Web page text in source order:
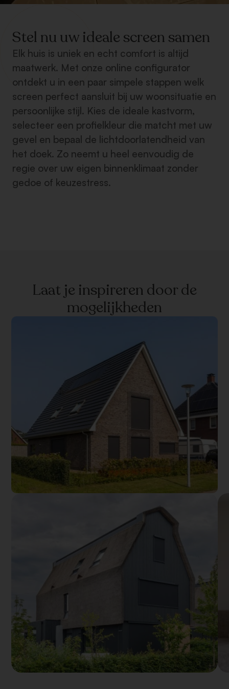
Stel nu uw ideale screen samen
Elk huis is uniek en echt comfort is altijd
maatwerk. Met onze online configurator
ontdekt u in een paar simpele stappen welk
screen perfect aansluit bij uw woonsituatie en
persoonlijke stijl. Kies de ideale kastvorm,
selecteer een profielkleur die matcht met uw
gevel en bepaal de lichtdoorlatendheid van
het doek. Zo neemt u heel eenvoudig de
regie over uw eigen binnenklimaat zonder
gedoe of keuzestress.
Laat je inspireren door de
mogelijkheden